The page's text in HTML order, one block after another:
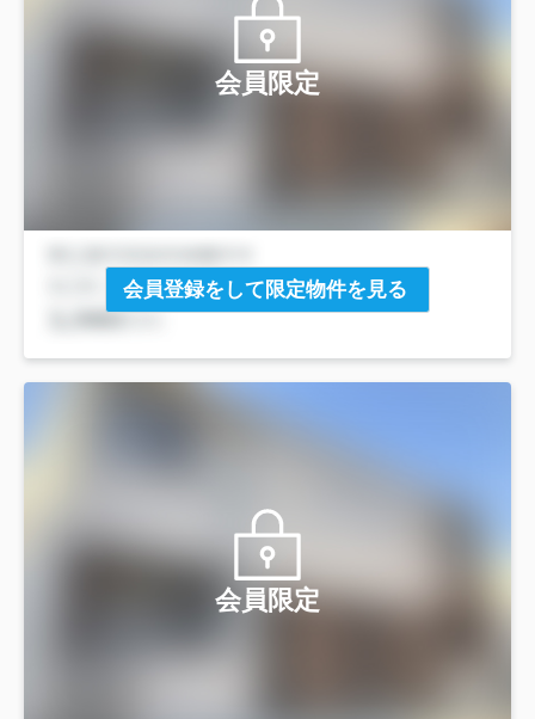
会員限定
会員登録をして限定物件を見る
会員限定